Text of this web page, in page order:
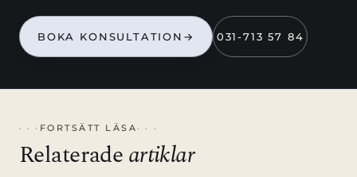
BOKA KONSULTATION → 031-713 57 84
FORTSÄTT LÄSA
Relateradeartiklar